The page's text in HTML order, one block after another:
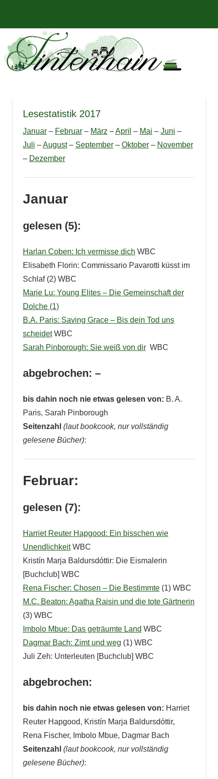
springen
Tintenhain
–
Der
Rezensionen
und
mehr
Lesestatistik 2017
Januar– Februar– März–April – Mai – Juni –
Juli –August– September– Oktober– November
– Dezember
Januar
gelesen (5):
Harlan Coben: Ich vermisse dich WBC
Elisabeth Florin: Commissario Pavarotti küsst im
Schlaf (2) WBC
Marie Lu: Young Elites – Die Gemeinschaft der
Dolche (1)
B.A. Paris: Saving Grace – Bis dein Tod uns
scheidetWBC
Sarah Pinborough: Sie weiß von dirWBC
abgebrochen: –
bis dahin noch nie etwas gelesen von: B. A.
Paris, Sarah Pinborough
Seitenzahl (laut bookcook, nur vollständig
gelesene Bücher):
Februar:
gelesen (7):
Harriet Reuter Hapgood: Ein bisschen wie
UnendlichkeitWBC
Kristín Marja Baldursdóttir: Die Eismalerin
[Buchclub] WBC
Rena Fischer: Chosen – Die Bestimmte(1) WBC
M.C. Beaton: Agatha Raisin und die tote Gärtnerin
(3) WBC
Imbolo Mbue: Das geträumte Land WBC
Dagmar Bach: Zimt und weg (1) WBC
Juli Zeh: Unterleuten [Buchclub] WBC
abgebrochen:
bis dahin noch nie etwas gelesen von: Harriet
Reuter Hapgood, Kristín Marja Baldursdóttir,
Rena Fischer, Imbolo Mbue, Dagmar Bach
Seitenzahl (laut bookcook, nur vollständig
gelesene Bücher):